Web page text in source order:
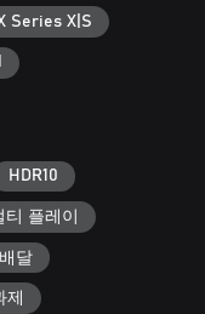
Series X|S
HDR10
플레이
달